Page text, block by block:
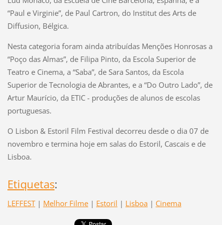
“Paul e Virginie”, de Paul Cartron, do Institut des Arts de
Diffusion, Bélgica.
Nesta categoria foram ainda atribuídas Menções Honrosas a
“Poço das Almas”, de Filipa Pinto, da Escola Superior de
Teatro e Cinema, a “Saba”, de Sara Santos, da Escola
Superior de Tecnologia de Abrantes, e a “Do Outro Lado”, de
Artur Maurício, da ETIC - produções de alunos de escolas
portuguesas.
O Lisbon & Estoril Film Festival decorreu desde o dia 07 de
novembro e termina hoje em salas do Estoril, Cascais e de
Lisboa.
Etiquetas:
LEFFEST | Melhor Filme | Estoril | Lisboa | Cinema